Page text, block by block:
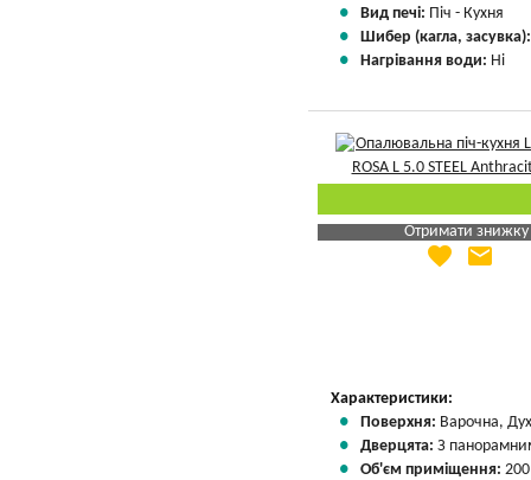
Вид печі: Піч - Кухня
Шибер (кагла,
Нагрівання води: Ні
Отримати знижку
Яка Ваша ціна
favorite email
Характеристики:
Поверхня: Варочна,
Дверцята: З
Об'єм приміщення: